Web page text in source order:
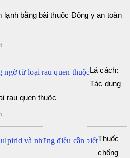
lạnh bằng bài thuốc Đông y an toàn
Lá cách:
Tác dụng
rau quen thuộc
Thuốc
chống